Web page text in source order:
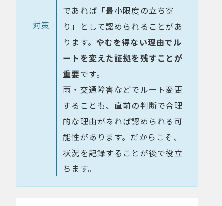
対策
であれば「最小限度の立ち寄
り」として認められることがあ
ります。 やむを得ない理由でル
ートを変えた証拠を残すことが
重要です。
雨・交通障害などでルート変更
することも、直前の判断で合理
的な理由があれば認められる可
能性があります。だからこそ、
状況を記録することが後で役立
ちます。